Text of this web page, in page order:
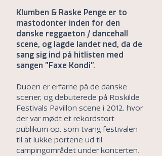
Klumben & Raske Penge er to
mastodonter inden for den
danske reggaeton / dancehall
scene, og lagde landet ned, da de
sang sig ind på hitlisten med
sangen ”Faxe Kondi”.
Duoen er erfarne på de danske
scener, og debuterede på Roskilde
Festivals Pavillon scene i 2012, hvor
der var mødt et rekordstort
publikum op, som tvang festivalen
til at lukke portene ud til
campingområdet under koncerten.